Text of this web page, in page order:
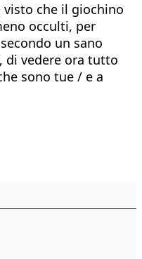
che il giochino
occulti, per
un sano
di vedere ora tutto
sono tue / e a